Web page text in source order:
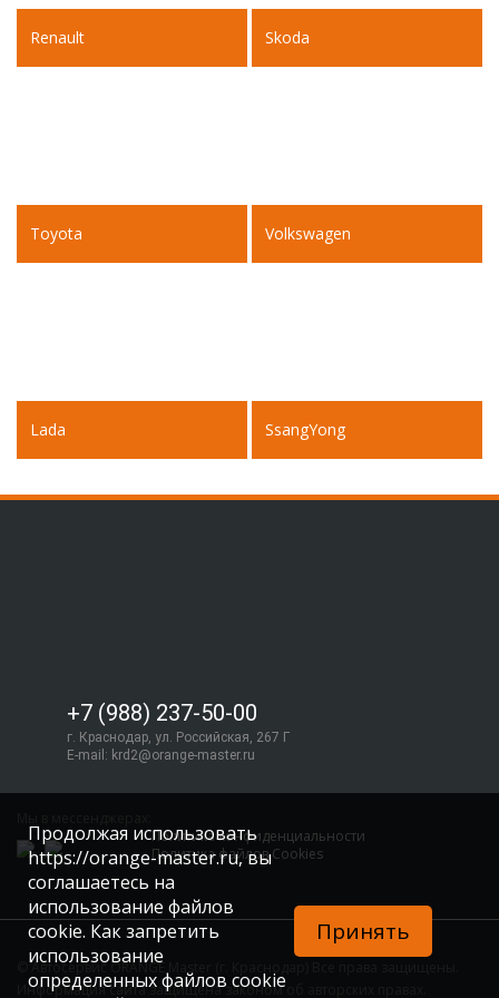
Renault Skoda
Toyota Volkswagen
Lada SsangYong
+7 (988) 237-50-00
г. Краснодар, ул. Российская, 267 Г
E-mail: krd2@orange-master.ru
Политика конфиденциальности
Политика файлов Cookies
© Автосервис ORANGE Master (г. Краснодар) Все права защищены.
Информация сайта защищена законом об авторских правах.
Продолжая использовать
https://orange-master.ru, вы
соглашаетесь на
использование файлов
cookie. Как запретить
использование
определенных файлов cookie
Принять